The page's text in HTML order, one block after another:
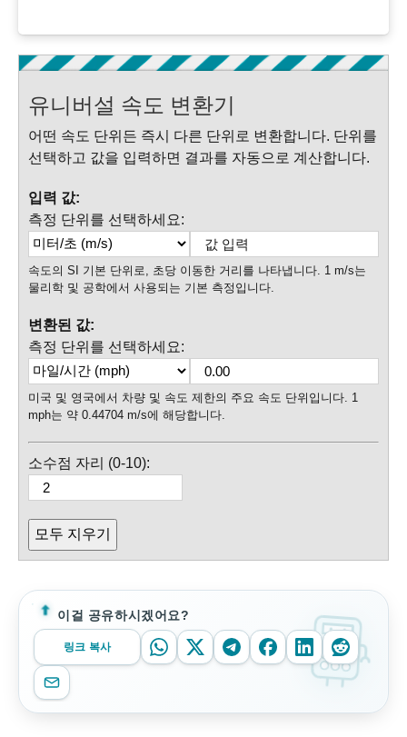
유니버설 속도 변환기
어떤 속도 단위든 즉시 다른 단위로 변환합니다. 단위를
선택하고 값을 입력하면 결과를 자동으로 계산합니다.
입력 값:
측정 단위를 선택하세요:
속도의 SI 기본 단위로, 초당 이동한 거리를 나타냅니다. 1 m/s는
물리학 및 공학에서 사용되는 기본 측정입니다.
변환된 값:
측정 단위를 선택하세요:
미국 및 영국에서 차량 및 속도 제한의 주요 속도 단위입니다. 1
mph는 약 0.44704 m/s에 해당합니다.
소수점 자리 (0-10):
모두 지우기
이걸 공유하시겠어요?
링크 복사